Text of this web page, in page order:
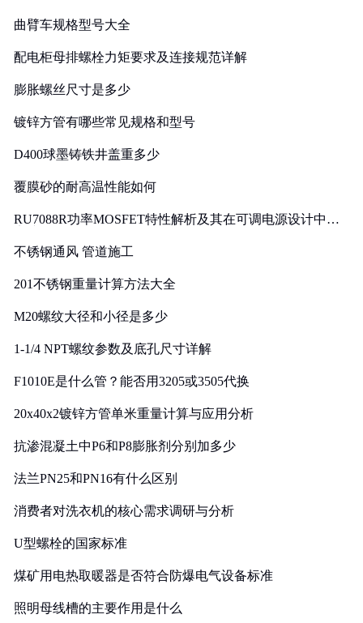
曲臂车规格型号大全
配电柜母排螺栓力矩要求及连接规范详解
膨胀螺丝尺寸是多少
镀锌方管有哪些常见规格和型号
D400球墨铸铁井盖重多少
覆膜砂的耐高温性能如何
RU7088R功率MOSFET特性解析及其在可调电源设计中的
不锈钢通风 管道施工
201不锈钢重量计算方法大全
M20螺纹大径和小径是多少
1-1/4 NPT螺纹参数及底孔尺寸详解
F1010E是什么管？能否用3205或3505代换
20x40x2镀锌方管单米重量计算与应用分析
抗渗混凝土中P6和P8膨胀剂分别加多少
法兰PN25和PN16有什么区别
消费者对洗衣机的核心需求调研与分析
U型螺栓的国家标准
煤矿用电热取暖器是否符合防爆电气设备标准
照明母线槽的主要作用是什么